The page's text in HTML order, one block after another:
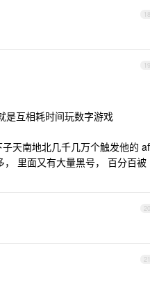
18
19
是互相耗时间玩数字游戏
天南地北几千几万个触发他的
里面又有大量黑号， 百分百被
20
21